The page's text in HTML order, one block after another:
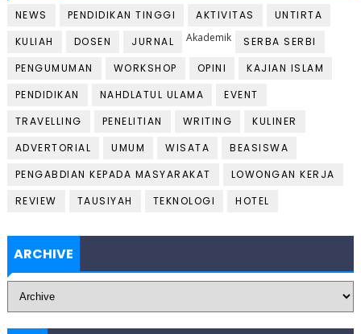
NEWS PENDIDIKAN TINGGI AKTIVITAS
UNTIRTA
KULIAH
DOSEN JURNAL Akademik
SERBA SERBI
PENGUMUMAN
WORKSHOP OPINI
KAJIAN ISLAM
PENDIDIKAN
NAHDLATUL ULAMA
EVENT
TRAVELLING
PENELITIAN WRITING
KULINER
ADVERTORIAL
UMUM WISATA
BEASISWA
PENGABDIAN KEPADA MASYARAKAT
LOWONGAN KERJA
REVIEW
TAUSIYAH TEKNOLOGI HOTEL
ARCHIVE